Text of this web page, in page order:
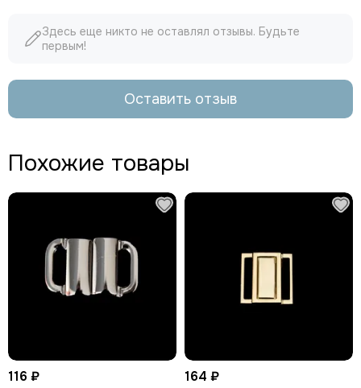
Здесь еще никто не оставлял отзывы. Будьте
первым!
Оставить отзыв
Похожие товары
116 ₽ 164 ₽